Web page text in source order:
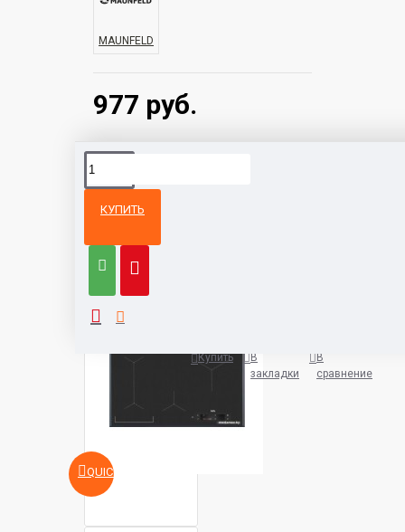
977 руб.
MAUNFELD
КУПИТЬ
категории
QUICKVIEW
Купить
В
закладки
В
сравнение